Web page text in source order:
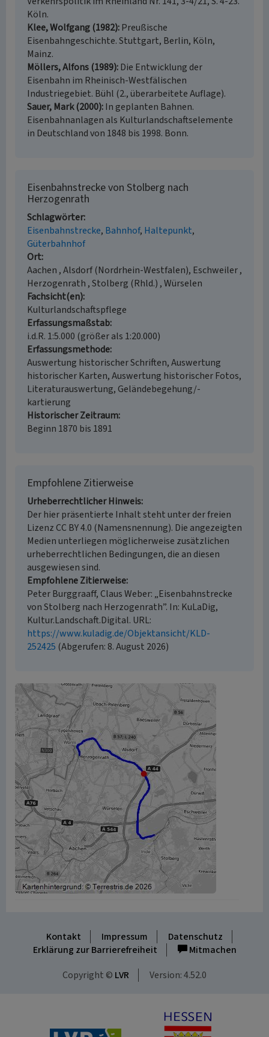
Köln.
Klee, Wolfgang (1982) Preußische
Eisenbahngeschichte. Stuttgart, Berlin, Köln,
Mainz.
Möllers, Alfons (1989) Die Entwicklung der
Eisenbahn im Rheinisch-Westfälischen
Industriegebiet. Bühl (2., überarbeitete Auflage).
Sauer, Mark (2000) In geplanten Bahnen.
Eisenbahnanlagen als Kulturlandschaftselemente
in Deutschland von 1848 bis 1998. Bonn.
Eisenbahnstrecke von Stolberg nach
Herzogenrath
Schlagwörter
Eisenbahnstrecke Bahnhof Haltepunkt
Güterbahnhof
Ort
Aachen , Alsdorf (Nordrhein-Westfalen), Eschweiler ,
Herzogenrath , Stolberg (Rhld.) , Würselen
Fachsicht(en)
Kulturlandschaftspflege
Erfassungsmaßstab
i.d.R. 1:5.000 (größer als 1:20.000)
Erfassungsmethode
Auswertung historischer Schriften, Auswertung
historischer Karten, Auswertung historischer Fotos,
Literaturauswertung, Geländebegehung/-
kartierung
Historischer Zeitraum
Beginn 1870 bis 1891
Empfohlene Zitierweise
Urheberrechtlicher Hinweis
Der hier präsentierte Inhalt steht unter der freien
Lizenz CC BY 4.0 (Namensnennung). Die angezeigten
Medien unterliegen möglicherweise zusätzlichen
urheberrechtlichen Bedingungen, die an diesen
ausgewiesen sind.
Empfohlene Zitierweise
Peter Burggraaff, Claus Weber: „Eisenbahnstrecke
von Stolberg nach Herzogenrath”. In: KuLaDig,
Kultur.Landschaft.Digital. URL:
https://www.kuladig.de/Objektansicht/KLD-
252425 (Abgerufen: 8. August 2026)
Kontakt Impressum
Datenschutz
Erklärung zur Barrierefreiheit
Mitmachen
Copyright © LVR Version: 4.52.0